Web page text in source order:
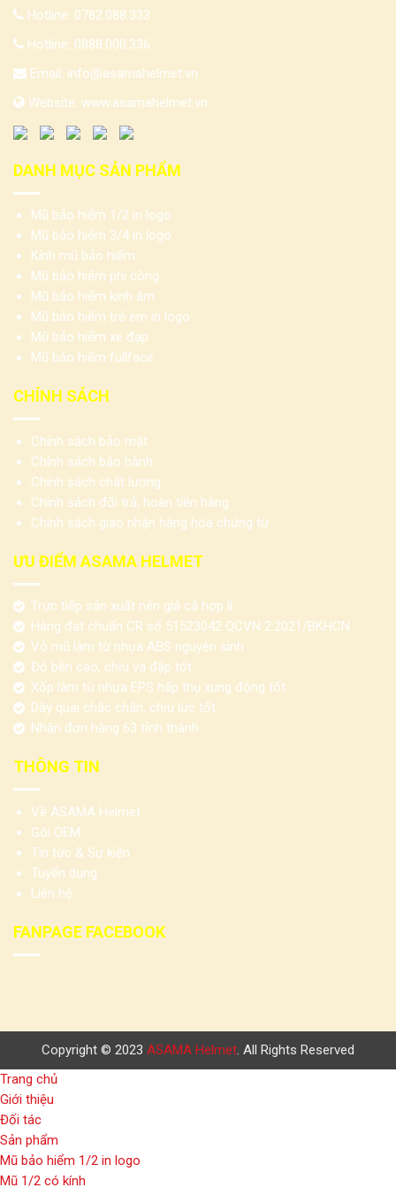
Hotline: 0782.088.333
Hotline: 0888.000.336
Email: info@asamahelmet.vn
Website: www.asamahelmet.vn
DANH MỤC SẢN PHẨM
Mũ bảo hiểm 1/2 in logo
Mũ bảo hiểm 3/4 in logo
Kính mũ bảo hiểm
Mũ bảo hiểm phi công
Mũ bảo hiểm kính âm
Mũ bảo hiểm trẻ em in logo
Mũ bảo hiểm xe đạp
Mũ bảo hiểm fullface
CHÍNH SÁCH
Chính sách bảo mật
Chính sách bảo hành
Chính sách chất lượng
Chính sách đổi trả, hoàn tiền hàng
Chính sách giao nhận hàng hóa chứng từ
ƯU ĐIỂM ASAMA HELMET
Trực tiếp sản xuất nên giá cả hợp lí
Hàng đạt chuẩn CR số 51523042 QCVN 2:2021/BKHCN
Vỏ mũ làm từ nhựa ABS nguyên sinh
Độ bền cao, chịu va đập tốt
Xốp làm từ nhựa EPS hấp thụ xung động tốt
Dây quai chắc chắn, chịu lực tốt
Nhận đơn hàng 63 tỉnh thành
THÔNG TIN
Về ASAMA Helmet
Gói OEM
Tin tức & Sự kiện
Tuyển dụng
Liên hệ
FANPAGE FACEBOOK
Copyright © 2023 ASAMA Helmet. All Rights Reserved
Trang chủ
Giới thiệu
Đối tác
Sản phẩm
Mũ bảo hiểm 1/2 in logo
Mũ 1/2 có kính